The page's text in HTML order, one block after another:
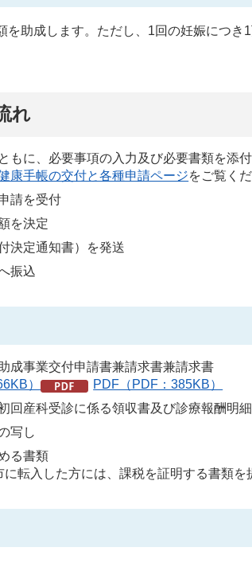
助成します。ただし、1回の妊娠につき1
れ
もに、必要事項の入力及び必要書類を添付
康手帳の交付と各種申請ページをご覧くだ
請を受付
を決定
決定通知書）を発送
振込
成事業交付申請書兼請求書兼請求書
）
PDF（PDF：385KB）
回産科受診に係る領収書及び診療報酬明
写し
る書類
転入した方には、課税を証明する書類を